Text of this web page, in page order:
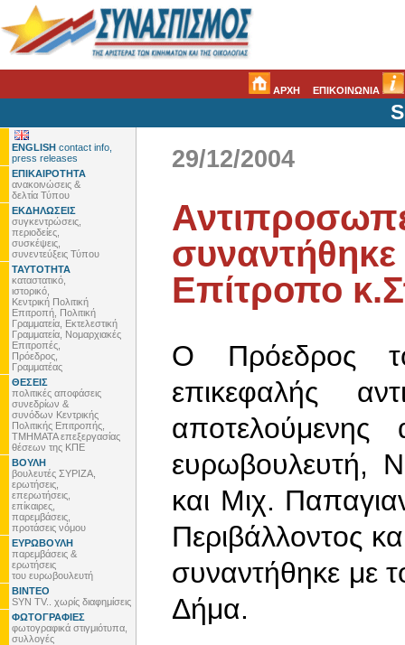
ΑΡΧΗ ΕΠΙΚΟΙΝΩΝΙΑ
ENGLISH contact info,
press releases
ΕΠΙΚΑΙΡΟΤΗΤΑ
ανακοινώσεις &
δελτία Τύπου
ΕΚΔΗΛΩΣΕΙΣ
συγκεντρώσεις,
περιοδείες,
συσκέψεις,
συνεντεύξεις Τύπου
ΤΑΥΤΟΤΗΤΑ
καταστατικό,
ιστορικό,
Κεντρική Πολιτική
Επιτροπή, Πολιτική
Γραμματεία, Εκτελεστική
Γραμματεία, Νομαρχιακές
Επιτροπές,
Πρόεδρος,
Γραμματέας
ΘΕΣΕΙΣ
πολιτικές αποφάσεις
συνεδρίων &
συνόδων Κεντρικής
Πολιτικής Επιτροπής,
ΤΜΗΜΑΤΑ επεξεργασίας
θέσεων της ΚΠΕ
ΒΟΥΛΗ
βουλευτές ΣΥΡΙΖΑ,
ερωτήσεις,
επερωτήσεις,
επίκαιρες,
παρεμβάσεις,
προτάσεις νόμου
ΕΥΡΩΒΟΥΛΗ
παρεμβάσεις &
ερωτήσεις
του ευρωβουλευτή
ΒΙΝΤΕΟ
SYN TV.. χωρίς διαφημίσεις
ΦΩΤΟΓΡΑΦΙΕΣ
φωτογραφικά στιγμιότυπα,
συλλογές
29/12/2004
Επίτροπο
Ο Πρόεδρος
επικεφαλής
ευρωβουλευτή,
και Μιχ.
Περιβάλλοντος
συναντήθηκε με
Δήμα.